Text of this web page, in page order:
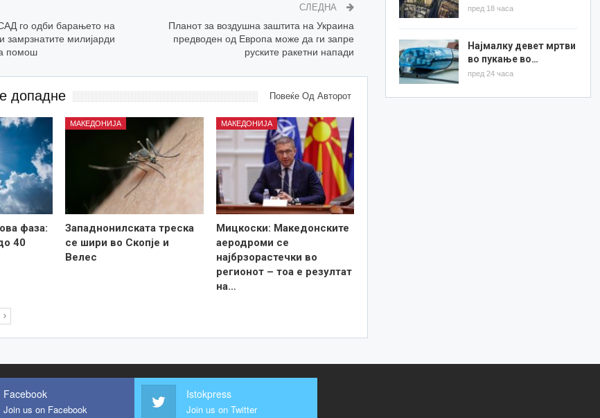
го одби барањето на
замрзнатите милијарди
помош
СЛЕДНА
Планот за воздушна заштита на Украина
предводен од Европа може да ги запре
руските ракетни напади
допадне Повеќе Од Авторот
фаза:
40
МАКЕДОНИЈА
Западнонилската треска
се шири во Скопје и
Велес
МАКЕДОНИЈА
Мицкоски: Македонските
аеродроми се
најбрзорастечки во
регионот – тоа е резултат
на…
пред 18 часа
Најмалку девет мртви
во пукање во…
пред 24 часа
Facebook
Join us on Facebook
Istokpress
Join us on Twitter